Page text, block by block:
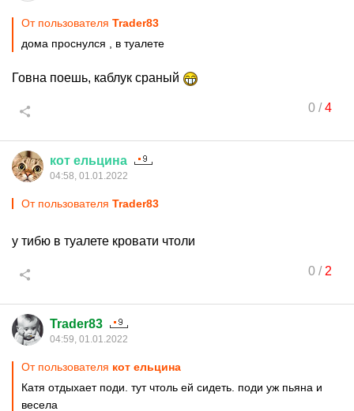
От пользователя Trader83
дома проснулся , в туалете
Говна поешь, каблук сраный
0/4
кот ельцина
04:58, 01.01.2022
От пользователя Trader83
у тибю в туалете кровати чтоли
0/ 2
Trader83
04:59, 01.01.2022
От пользователя кот ельцина
Катя отдыхает поди. тут чтоль ей сидеть. поди уж пьяна и
весела